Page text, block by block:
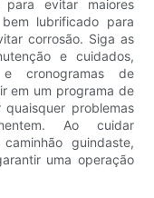
para evitar maiores
lubrificado para
corrosão. Siga as
e cuidados,
e cronogramas de
em um programa de
problemas
Ao cuidar
guindaste,
uma operação